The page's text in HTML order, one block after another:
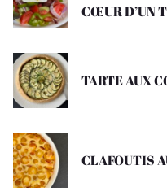
CŒUR D’UN
TARTE AUX
CLAFOUTIS